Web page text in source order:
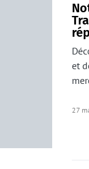
et
27